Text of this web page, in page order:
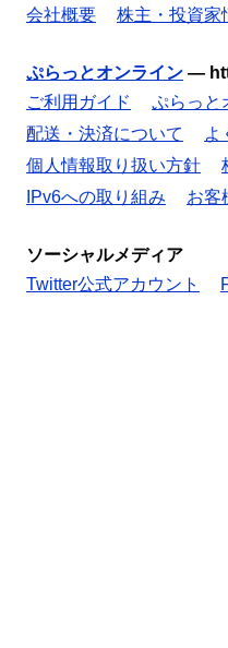
会社概要 株主・投資家
ぷらっとオンライン —
ご利用ガイド
ぷらっと
配送・決済について
よ
個人情報取り扱い方針
IPv6への取り組み
お客
ソーシャルメディア
Twitter公式アカウント